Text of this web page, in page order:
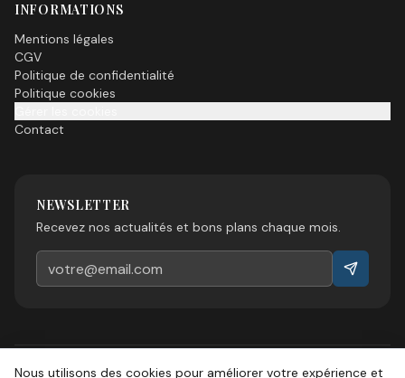
INFORMATIONS
Mentions légales
CGV
Politique de confidentialité
Politique cookies
Contact
NEWSLETTER
Recevez nos actualités et bons plans chaque mois.
Nous utilisons des cookies pour améliorer votre expérience et